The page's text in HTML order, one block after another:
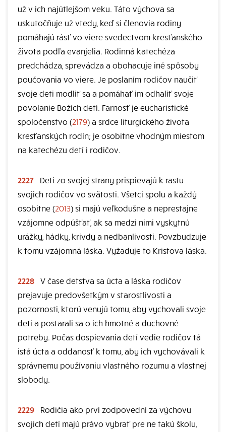
už v ich najútlejšom veku. Táto výchova sa
uskutočňuje už vtedy, keď si členovia rodiny
pomáhajú rásť vo viere svedectvom kresťanského
života podľa evanjelia. Rodinná katechéza
predchádza, sprevádza a obohacuje iné spôsoby
poučovania vo viere. Je poslaním rodičov naučiť
svoje deti modliť sa a pomáhať im odhaliť svoje
povolanie Božích detí. Farnosť je eucharistické
spoločenstvo (2179) a srdce liturgického života
kresťanských rodín; je osobitne vhodným miestom
na katechézu detí i rodičov.
2227
Deti zo svojej strany prispievajú k rastu
svojich rodičov vo svätosti. Všetci spolu a každý
osobitne (2013) si majú veľkodušne a neprestajne
vzájomne odpúšťať, ak sa medzi nimi vyskytnú
urážky, hádky, krivdy a nedbanlivosti. Povzbudzuje
k tomu vzájomná láska. Vyžaduje to Kristova láska.
2228 V čase detstva sa úcta a láska rodičov
prejavuje predovšetkým v starostlivosti a
pozornosti, ktorú venujú tomu, aby vychovali svoje
deti a postarali sa o ich hmotné a duchovné
potreby. Počas dospievania detí vedie rodičov tá
istá úcta a oddanosť k tomu, aby ich vychovávali k
správnemu používaniu vlastného rozumu a vlastnej
slobody.
2229
Rodičia ako prví zodpovední za výchovu
svojich detí majú právo vybrať pre ne takú školu,